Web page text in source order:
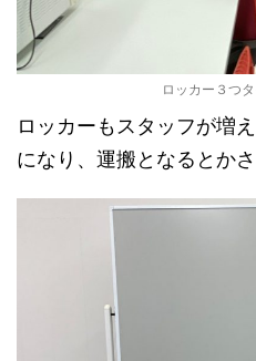
ロッカー３つ
ロッカーもスタッフが増
になり、運搬となるとかさ